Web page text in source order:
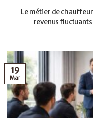
Le métier de
revenus
19
Mar